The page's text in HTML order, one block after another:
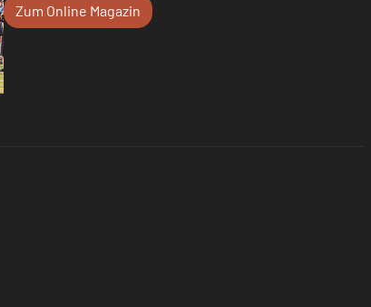
Zum Online Magazin